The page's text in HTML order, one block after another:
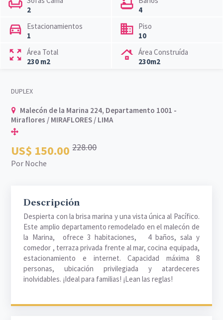
chair 2
bathtub 4
directions_car
Estacionamientos
1
business Piso
10
zoom_out_map Área Total
230 m2
roofing Área Construída
230m2
DUPLEX
Malecón de la Marina 224, Departamento 1001 -
Miraflores / MIRAFLORES / LIMA
US$ 150.00228.00
Por Noche
Descripción
Despierta con la brisa marina y una vista única al Pacífico.
Este amplio departamento remodelado en el malecón de
la Marina, ofrece 3 habitaciones, 4 baños, sala y
comedor , terraza privada frente al mar, cocina equipada,
estacionamiento e internet. Capacidad máxima 8
personas, ubicación privilegiada y atardeceres
inolvidables. ¡Ideal para familias! ¡Lean las reglas!